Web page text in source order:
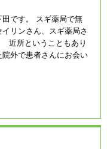
です。 スギ薬局で無
リンさん、スギ薬局さ
ということもあり
外で患者さんにお会い